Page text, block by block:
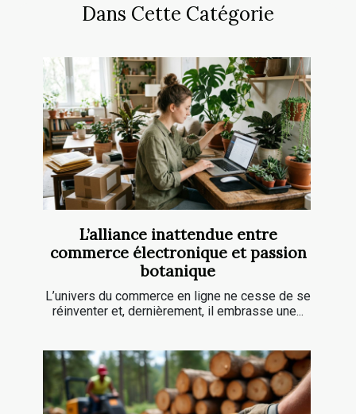
Dans Cette Catégorie
L’alliance inattendue entre
commerce électronique et passion
botanique
L’univers du commerce en ligne ne cesse de se
réinventer et, dernièrement, il embrasse une...